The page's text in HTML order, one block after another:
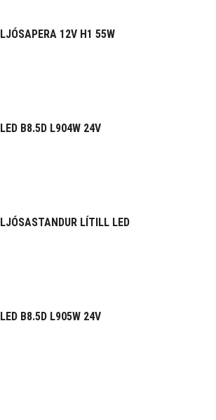
LJÓSAPERA 12V H1 55W
LED B8.5D L904W 24V
LJÓSASTANDUR LÍTILL LED
LED B8.5D L905W 24V